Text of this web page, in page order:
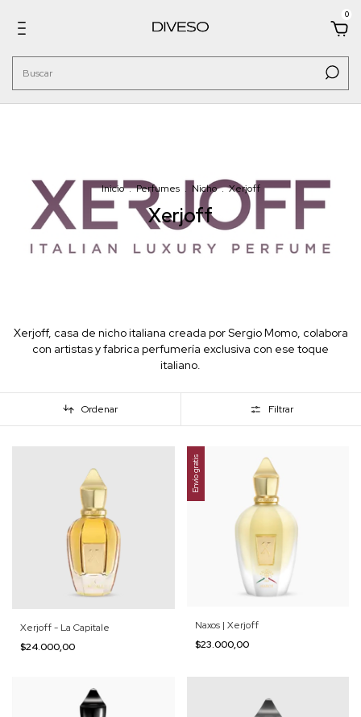
0
Inicio . Perfumes . Nicho . Xerjoff
Xerjoff
Xerjoff, casa de nicho italiana creada por Sergio Momo, colabora
con artistas y fabrica perfumería exclusiva con ese toque
italiano.
Ordenar Filtrar
Xerjoff - La Capitale
$24.000,00
Envío gratis
Naxos | Xerjoff
$23.000,00